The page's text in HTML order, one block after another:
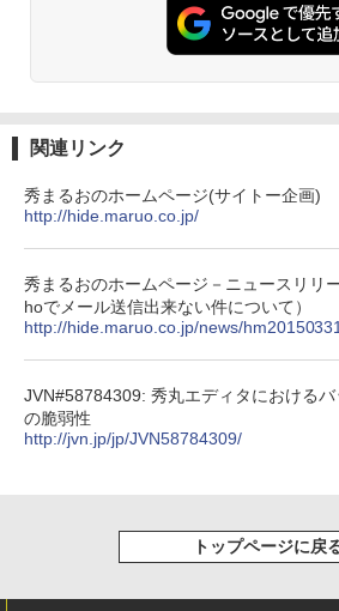
関連リンク
秀まるおのホームページ(サイトー企画)
http://hide.maruo.co.jp/
秀まるおのホームページ－ニュースリリ
hoでメール送信出来ない件について）
http://hide.maruo.co.jp/news/
JVN#58784309: 秀丸エディタにおける
の脆弱性
http://jvn.jp/jp/JVN58784309/
トップページに戻